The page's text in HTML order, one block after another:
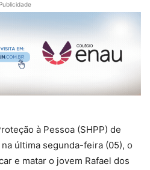
Publicidade
à Pessoa (SHPP) de
última segunda-feira (05), o
e matar o jovem Rafael dos